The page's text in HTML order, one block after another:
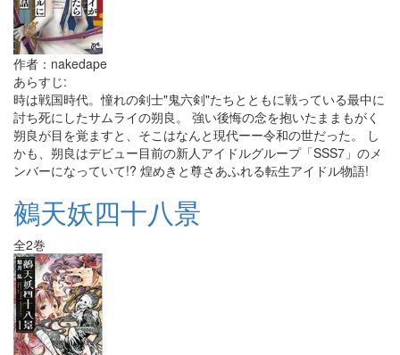
作者：nakedape
あらすじ:
時は戦国時代。憧れの剣士"鬼六剣"たちとともに戦っている最中に
討ち死にしたサムライの朔良。 強い後悔の念を抱いたままもがく
朔良が目を覚ますと、そこはなんと現代ーー令和の世だった。 し
かも、朔良はデビュー目前の新人アイドルグループ「SSS7」のメ
ンバーになっていて!? 煌めきと尊さあふれる転生アイドル物語!
鵺天妖四十八景
全2巻